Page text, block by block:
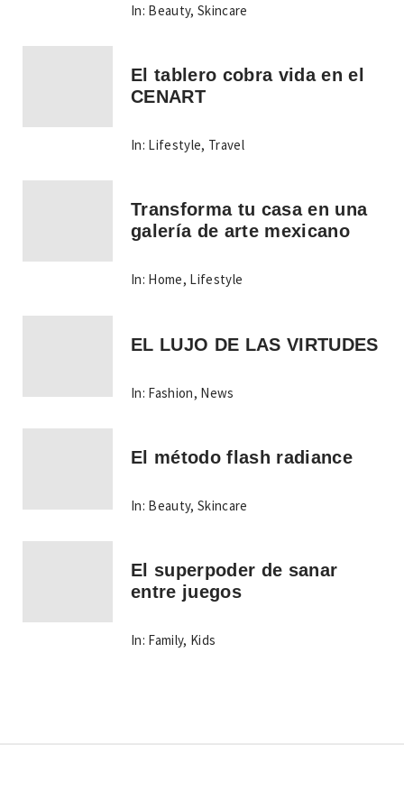
In: Beauty,Skincare
El tablero cobra vida en el
CENART
In: Lifestyle, Travel
Transforma tu casa en una
galería de arte mexicano
In: Home, Lifestyle
EL LUJO DE LAS VIRTUDES
In: Fashion, News
El método flash radiance
In: Beauty,Skincare
El superpoder de sanar
entre juegos
In: Family, Kids